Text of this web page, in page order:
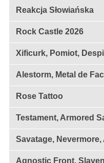
Reakcja Słowiańska
Rock Castle 2026
Xificurk, Pomiot,
Alestorm, Metal de
Rose Tattoo
Testament, Armored
Savatage,
Agnostic Front,